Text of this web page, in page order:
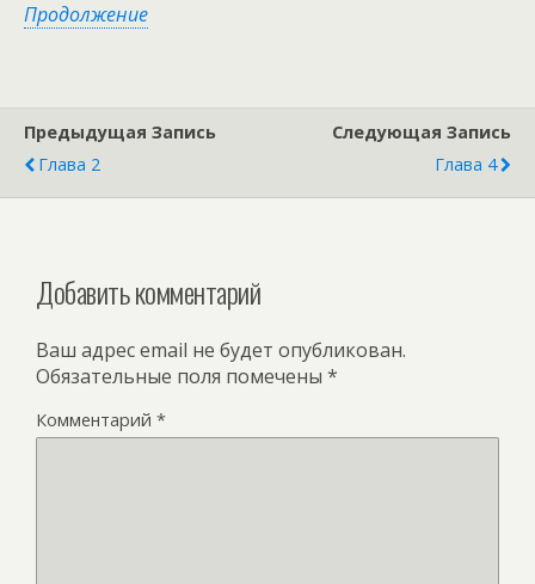
Продолжение
Предыдущая Запись
Глава 2
Следующая Запись
Глава 4
Добавить комментарий
Ваш адрес email не будет опубликован.
Обязательные поля помечены *
Комментарий *